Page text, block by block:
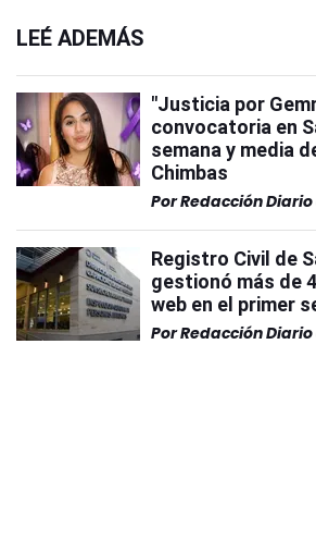
LEÉ ADEMÁS
"Justicia por
convocatoria en
semana y media
Chimbas
PorRedacción
Registro Civil de
gestionó más de
web en el primer
PorRedacción